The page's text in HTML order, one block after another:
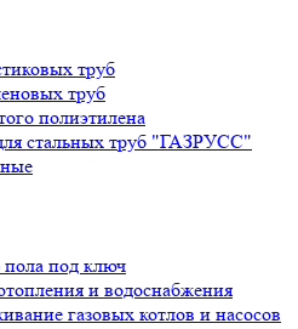
труб
труб
полиэтилена
стальных труб "ГАЗРУСС"
под ключ
и водоснабжения
газовых котлов и насосов